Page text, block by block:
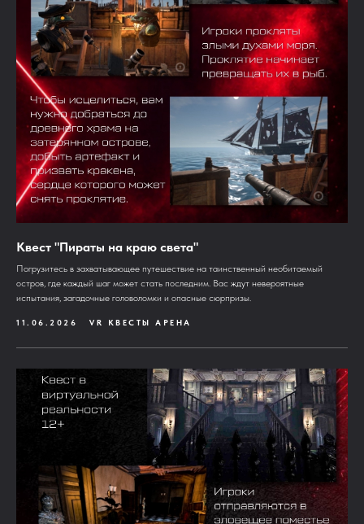
Квест "Пираты на краю света"
Погрузитесь в захватывающее путешествие на таинственный необитаемый
остров, где каждый шаг может стать последним. Вас ждут невероятные
испытания, загадочные головоломки и опасные сюрпризы.
11.06.2026 VR КВЕСТЫ АРЕНА